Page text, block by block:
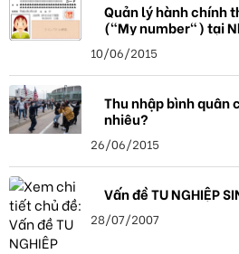
Quản lý hành chính
("My number") tại
10/06/2015
Thu nhập bình quân
nhiêu?
26/06/2015
Vấn đề TU NGHIỆP
28/07/2007